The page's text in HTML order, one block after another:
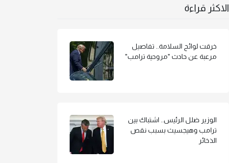
الاكثر قراءة
خرقت لوائح السلامة.. تفاصيل
مرعبة عن حادث "مروحية ترامب"
الوزير ضلل الرئيس.. اشتباك بين
ترامب وهيجسيث بسبب نقص
الذخائر